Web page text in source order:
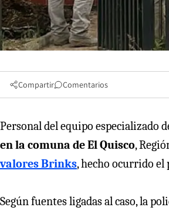
Compartir Comentarios
Personal del equipo especializado
en la comuna de El Quisco,
valores Brinks, hecho ocurrido el
Según fuentes ligadas al caso, la